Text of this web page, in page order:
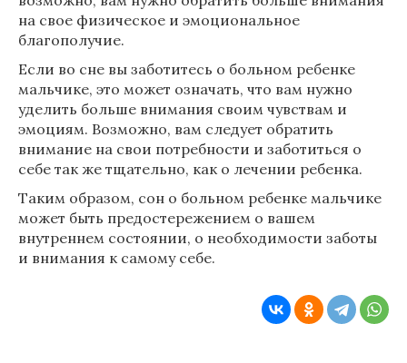
на свое физическое и эмоциональное
благополучие.
Если во сне вы заботитесь о больном ребенке
мальчике, это может означать, что вам нужно
уделить больше внимания своим чувствам и
эмоциям. Возможно, вам следует обратить
внимание на свои потребности и заботиться о
себе так же тщательно, как о лечении ребенка.
Таким образом, сон о больном ребенке мальчике
может быть предостережением о вашем
внутреннем состоянии, о необходимости заботы
и внимания к самому себе.